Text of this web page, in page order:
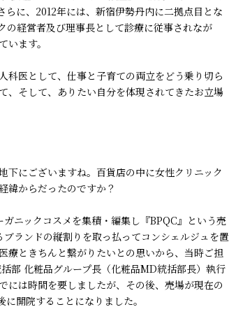
に、2012年には、新宿伊勢丹内に二拠点目とな
の経営者及び理事長として診療に従事されなが
ます。
科医として、仕事と子育ての両立をどう乗り切ら
、そして、ありたい自分を体現されてきたお立場
下にございますね。百貨店の中に女性クリニック
緯からだったのですか？
ニックコスメを集積・編集し『BPQC』という売
ランドの縦割りを取っ払ってコンシェルジュを置
療ときちんと繋がりたいとの思いから、当時ご担
部 化粧品グループ長（化粧品MD統括部長）執行
には時間を要しましたが、その後、売場が現在の
開院することになりました。